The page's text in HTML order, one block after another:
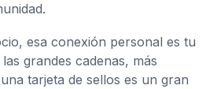
esa conexión personal es tu
grandes cadenas, más
tarjeta de sellos es un gran